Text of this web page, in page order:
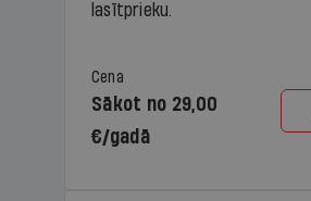
lasītprieku.
Cena
Sākot no 29,00
€/gadā